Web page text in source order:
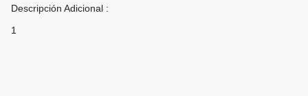
Descripción Adicional :
1